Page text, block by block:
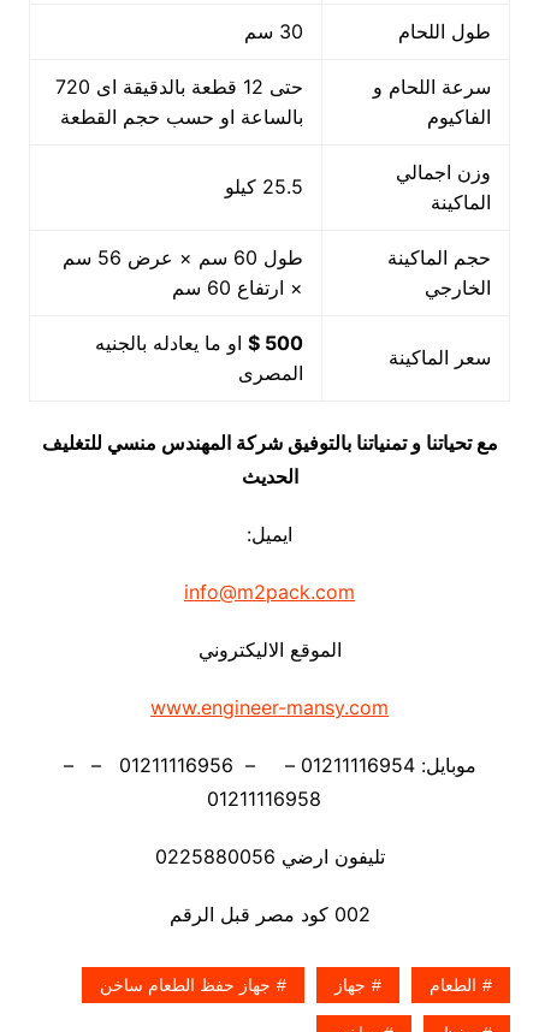
طول اللحام 30 سم
سرعة اللحام و
الفاكيوم
حتى 12 قطعة بالدقيقة اى 720
بالساعة او حسب حجم القطعة
وزن اجمالي
الماكينة
25.5 كيلو
حجم الماكينة
الخارجي
طول 60 سم × عرض 56 سم
× ارتفاع 60 سم
سعر الماكينة
500 $
او ما يعادله بالجنيه
المصرى
مع تحياتنا و تمنياتنا بالتوفيق شركة المهندس منسي للتغليف
الحديث
ايميل:
info@m2pack.com
الموقع الاليكتروني
www.engineer-mansy.com
موبايل: 01211116954 – – 01211116956 – –
تليفون ارضي 0225880056
002 كود مصر قبل الرقم
الطعام جهاز جهاز حفظ الطعام ساخن